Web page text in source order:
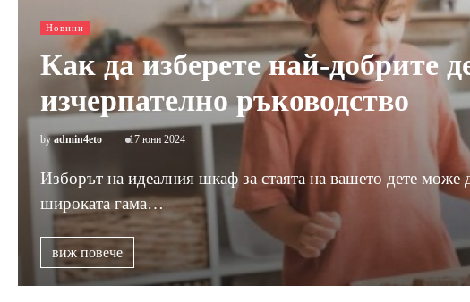
Новини
Как да изберете най-добрите
изчерпателно ръководство
by admin4eto 17 юни 2024
Изборът на идеалния шкаф за стаята на вашето дете може
широката гама…
виж повече